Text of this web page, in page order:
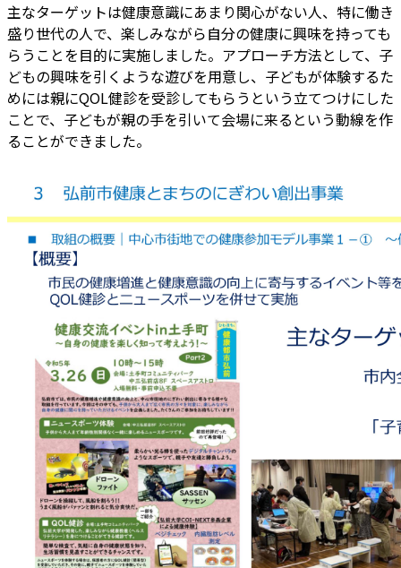
主なターゲットは健康意識にあまり関心がない人、特に働き
盛り世代の人で、楽しみながら自分の健康に興味を持っても
らうことを目的に実施しました。アプローチ方法として、子
どもの興味を引くような遊びを用意し、子どもが体験するた
めには親にQOL健診を受診してもらうという立てつけにした
ことで、子どもが親の手を引いて会場に来るという動線を作
ることができました。